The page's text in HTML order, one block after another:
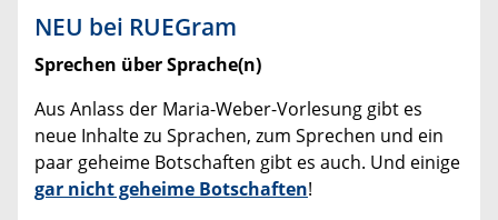
NEU bei RUEGram
Sprechen über Sprache(n)
Aus Anlass der Maria-Weber-Vorlesung gibt es
neue Inhalte zu Sprachen, zum Sprechen und ein
paar geheime Botschaften gibt es auch. Und einige
gar nicht geheime Botschaften!